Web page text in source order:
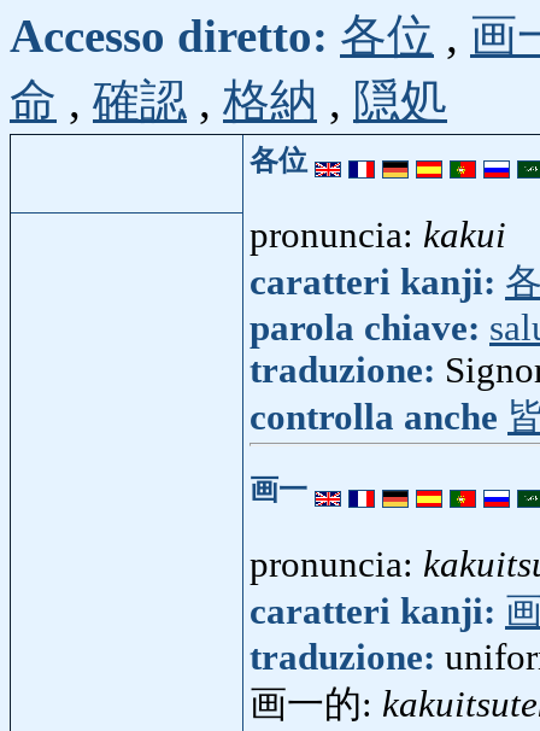
Accesso diretto: 各位 , 画
命 , 確認 , 格納 , 隠処
各位
pronuncia: kakui
caratteri kanji:
parola chiave:
traduzione:
controlla anche
画一
pronuncia:
caratteri kanji:
traduzione:
画一的: